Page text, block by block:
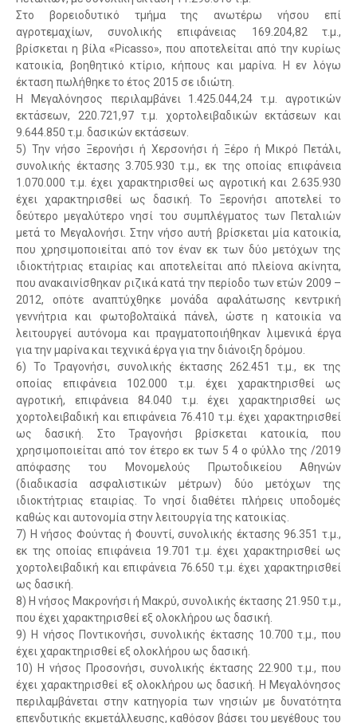
Στο βορειοδυτικό τμήμα της ανωτέρω νήσου επί
αγροτεμαχίων, συνολικής επιφάνειας 169.204,82 τ.μ.,
βρίσκεται η βίλα «Picasso», που αποτελείται από την κυρίως
κατοικία, βοηθητικό κτίριο, κήπους και μαρίνα. Η εν λόγω
έκταση πωλήθηκε το έτος 2015 σε ιδιώτη.
Η Μεγαλόνησος περιλαμβάνει 1.425.044,24 τ.μ. αγροτικών
εκτάσεων, 220.721,97 τ.μ. χορτολειβαδικών εκτάσεων και
9.644.850 τ.μ. δασικών εκτάσεων.
5) Την νήσο Ξερονήσι ή Χερσονήσι ή Ξέρο ή Μικρό Πετάλι,
συνολικής έκτασης 3.705.930 τ.μ., εκ της οποίας επιφάνεια
1.070.000 τ.μ. έχει χαρακτηρισθεί ως αγροτική και 2.635.930
έχει χαρακτηρισθεί ως δασική. Το Ξερονήσι αποτελεί το
δεύτερο μεγαλύτερο νησί του συμπλέγματος των Πεταλιών
μετά το Μεγαλονήσι. Στην νήσο αυτή βρίσκεται μία κατοικία,
που χρησιμοποιείται από τον έναν εκ των δύο μετόχων της
ιδιοκτήτριας εταιρίας και αποτελείται από πλείονα ακίνητα,
που ανακαινίσθηκαν ριζικά κατά την περίοδο των ετών 2009 –
2012, οπότε αναπτύχθηκε μονάδα αφαλάτωσης κεντρική
γεννήτρια και φωτοβολταϊκά πάνελ, ώστε η κατοικία να
λειτουργεί αυτόνομα και πραγματοποιήθηκαν λιμενικά έργα
για την μαρίνα και τεχνικά έργα για την διάνοιξη δρόμου.
6) Το Τραγονήσι, συνολικής έκτασης 262.451 τ.μ., εκ της
οποίας επιφάνεια 102.000 τ.μ. έχει χαρακτηρισθεί ως
αγροτική, επιφάνεια 84.040 τ.μ. έχει χαρακτηρισθεί ως
χορτολειβαδική και επιφάνεια 76.410 τ.μ. έχει χαρακτηρισθεί
ως δασική. Στο Τραγονήσι βρίσκεται κατοικία, που
χρησιμοποιείται από τον έτερο εκ των 5 4 ο φύλλο της /2019
απόφασης του Μονομελούς Πρωτοδικείου Αθηνών
(διαδικασία ασφαλιστικών μέτρων) δύο μετόχων της
ιδιοκτήτριας εταιρίας. Το νησί διαθέτει πλήρεις υποδομές
καθώς και αυτονομία στην λειτουργία της κατοικίας.
7) Η νήσος Φούντας ή Φουντί, συνολικής έκτασης 96.351 τ.μ.,
εκ της οποίας επιφάνεια 19.701 τ.μ. έχει χαρακτηρισθεί ως
χορτολειβαδική και επιφάνεια 76.650 τ.μ. έχει χαρακτηρισθεί
ως δασική.
8) Η νήσος Μακρονήσι ή Μακρύ, συνολικής έκτασης 21.950 τ.μ.,
που έχει χαρακτηρισθεί εξ ολοκλήρου ως δασική.
9) Η νήσος Ποντικονήσι, συνολικής έκτασης 10.700 τ.μ., που
έχει χαρακτηρισθεί εξ ολοκλήρου ως δασική.
10) Η νήσος Προσονήσι, συνολικής έκτασης 22.900 τ.μ., που
έχει χαρακτηρισθεί εξ ολοκλήρου ως δασική. Η Μεγαλόνησος
περιλαμβάνεται στην κατηγορία των νησιών με δυνατότητα
επενδυτικής εκμετάλλευσης, καθόσον βάσει του μεγέθους του